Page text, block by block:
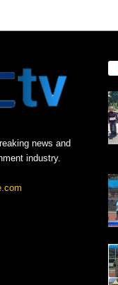
news and
industry.